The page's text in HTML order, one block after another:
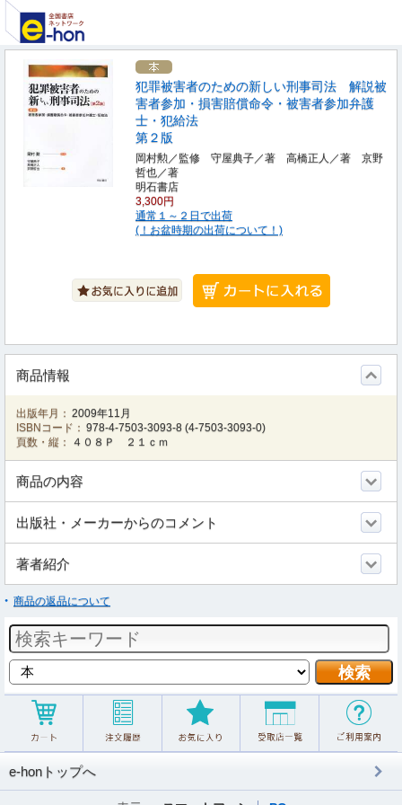
犯罪被害者のための新しい刑事司法 解説被
害者参加・損害賠償命令・被害者参加弁護
士・犯給法
第２版
岡村勲／監修 守屋典子／著 高橋正人／著 京野
哲也／著
明石書店
3,300円
通常１～２日で出荷
(！お盆時期の出荷について！)
商品情報
出版年月： 2009年11月
ISBNコード： 978-4-7503-3093-8 (4-7503-3093-0)
頁数・縦：
４０８Ｐ ２１ｃｍ
商品の内容
出版社・メーカーからのコメント
著者紹介
商品の返品について
e-honトップへ